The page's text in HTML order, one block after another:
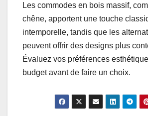
Les commodes en bois massif,
chêne, apportent une touche
intemporelle, tandis que les
peuvent offrir des designs plus
Évaluez vos préférences
budget avant de faire un choix.